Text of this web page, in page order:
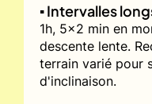
▪️ Intervalles
1h, 5x2 min en
descente lente.
terrain varié pour
d'inclinaison.